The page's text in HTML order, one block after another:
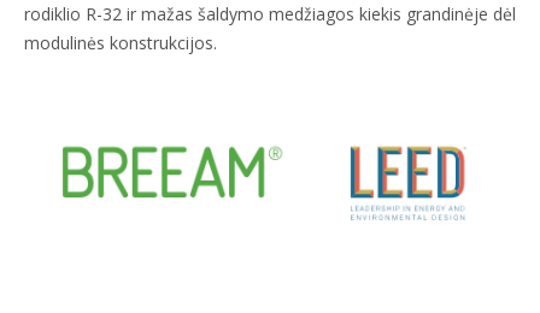
rodiklio R-32 ir mažas šaldymo medžiagos kiekis grandinėje dėl
modulinės konstrukcijos.